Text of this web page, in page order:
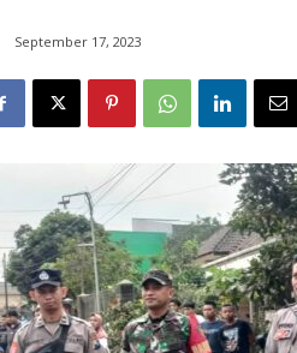
September 17, 2023